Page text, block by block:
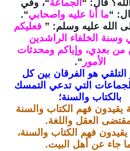
قال: “ الجماعة“، وفي
“ما أنا عليه واصحابي“.
الله عليه وسلم: ” فعليكم
وسنة الخلفاء الراشدين
من بعدي، وإياكم ومحدثات
الأمور “.
هو الفرقان بين كل
التي تدعي التمسك
بالكتاب والسنة؛
يقيدون فهم الكتاب والسنة
العقل واللغة.
فهم الكتاب والسنة،
جاء عن أهل البيت.